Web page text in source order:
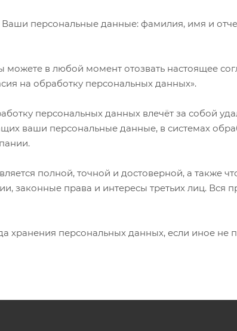
персональные данные: фамилия, имя и
можете в любой момент отозвать настоящее
на обработку персональных данных».
персональных данных влечёт за собой
ваши персональные данные, в системах
полной, точной и достоверной, а также
законные права и интересы третьих лиц.
хранения персональных данных, если иное